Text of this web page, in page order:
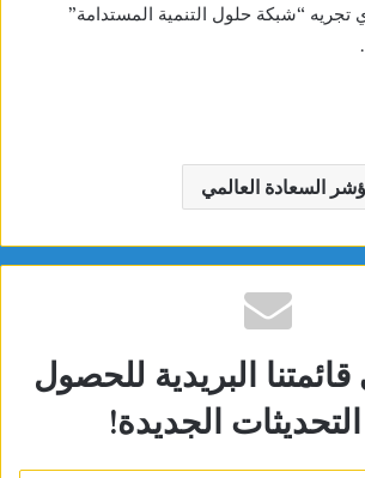
“شبكة حلول التنمية المستدامة”
السعادة العالمي
البريدية للحصول
الجديدة!